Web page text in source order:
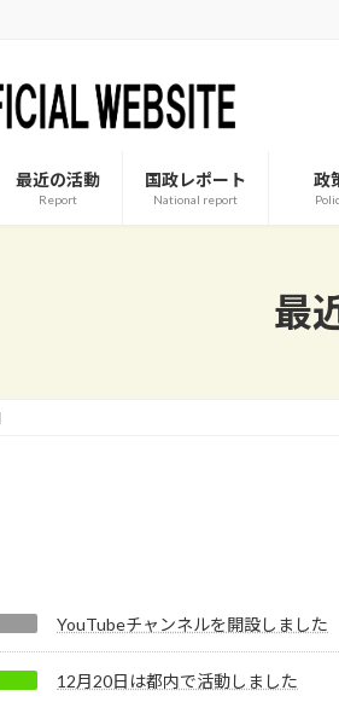
最近の活動
Report
国政レポート
National report
政
最
YouTubeチャンネルを開設しました
12月20日は都内で活動しました